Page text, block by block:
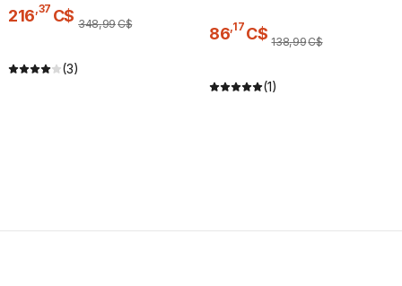
216 37 C$ 348,99C$
(3)
86 17 C$ 138,99C$
(1)